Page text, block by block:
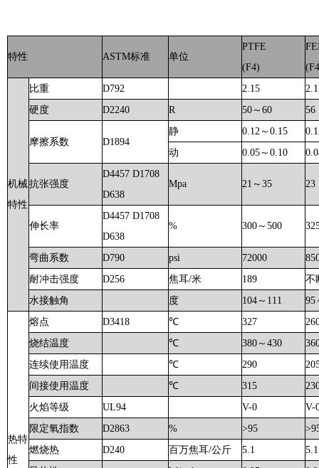
特性 ASTM标准 单位
PTFE
(F4)
(F
机械
特性
比重 D792 2.15
硬度
D2240 R 50～60 56
摩擦系数 D1894
静 0.12～0.15
动
0.05～0.10
抗张强度
D4457 D1708
D638
Mpa 21～35 23
伸长率
D4457 D1708
D638
% 300～500
弯曲系数 D790 psi 72000
耐冲击强度
D256 焦耳/米 189
不
水接触角
度 104～111 95
热特
性
熔点 D3418 ℃ 327
烧结温度
℃ 380～430
连续使用温度
℃ 290
间接使用温度
℃ 315
火焰等级
UL94 V-0
V-
限定氧指数
D2863 % >95
燃烧热
D240 百万焦耳/公斤 5.1
5.1